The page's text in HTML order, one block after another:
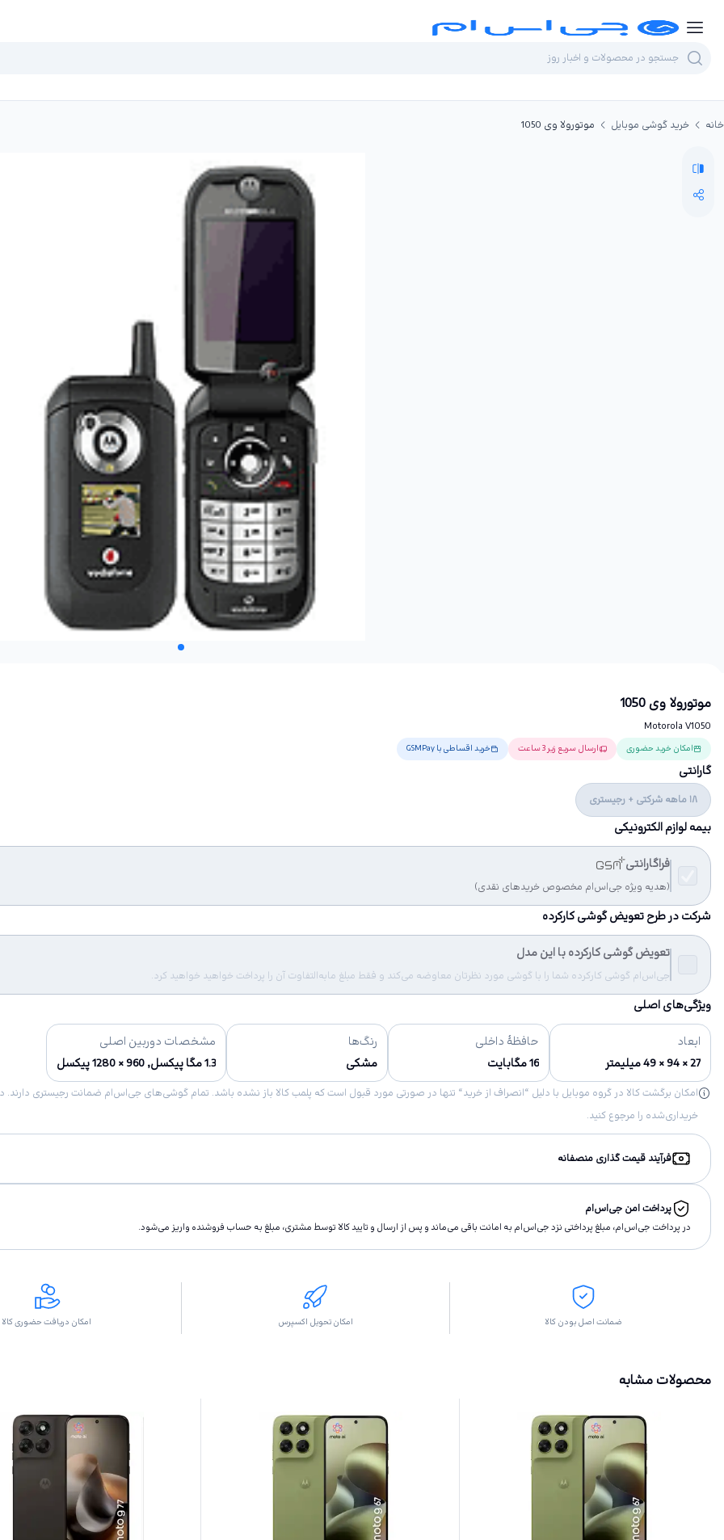
خانه خرید گوشی موبایل موتورولا وی 1050
موتورولا وی 1050
Motorola V1050
امکان خرید حضوری ارسال سریع زیر 3 ساعت خرید اقساطی با GSMPay
گارانتی
18 ماهه شرکتی + رجیستری
بیمه لوازم الکترونیکی
فراگارانتی
(هدیه ویژه جی‌اس‌ام مخصوص خریدهای نقدی)
شرکت در طرح تعویض گوشی کارکرده
تعویض گوشی کارکرده با این مدل
جی‌اس‌ام گوشی کارکرده شما را با گوشی مورد نظرتان معاوضه می‌کند و فقط مبلغ مابه‌التفاوت آن را پرداخت خواهید خواهید کرد.
ویژگی‌های اصلی
ابعاد
27 × 94 × 49 میلیمتر
حافظهٔ داخلی
16 مگابایت
رنگ‌ها
مشکی
مشخصات دوربین اصلی
1.3 مگا پیکسل, 960 × 1280 پیکسل
خریداری‌شده را مرجوع کنید.
فرآیند قیمت گذاری منصفانه
پرداخت امن جی‌اس‌ام
در پرداخت جی‌اس‌ام، مبلغ پرداختى نزد جی‌اس‌ام به امانت باقى مى‌ماند و پس از ارسال و تاييد كالا توسط مشتری، مبلغ به حساب فروشنده واريز مى‌شود.
ضمانت اصل بودن کالا امکان تحویل اکسپرس امکان دریافت حضوری کالا
محصولات مشابه